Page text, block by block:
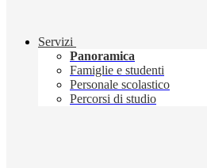
Servizi
Panoramica
Famiglie e studenti
Personale scolastico
Percorsi di studio